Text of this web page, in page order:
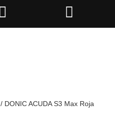
/ DONIC ACUDA S3 Max Roja